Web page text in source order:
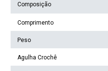
Disponível:
0 Itens
Composição
Comprimento
Peso
Agulha Crochê